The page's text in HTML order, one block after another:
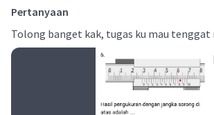
Pertanyaan
Tolong banget kak, tugas ku mau tenggat